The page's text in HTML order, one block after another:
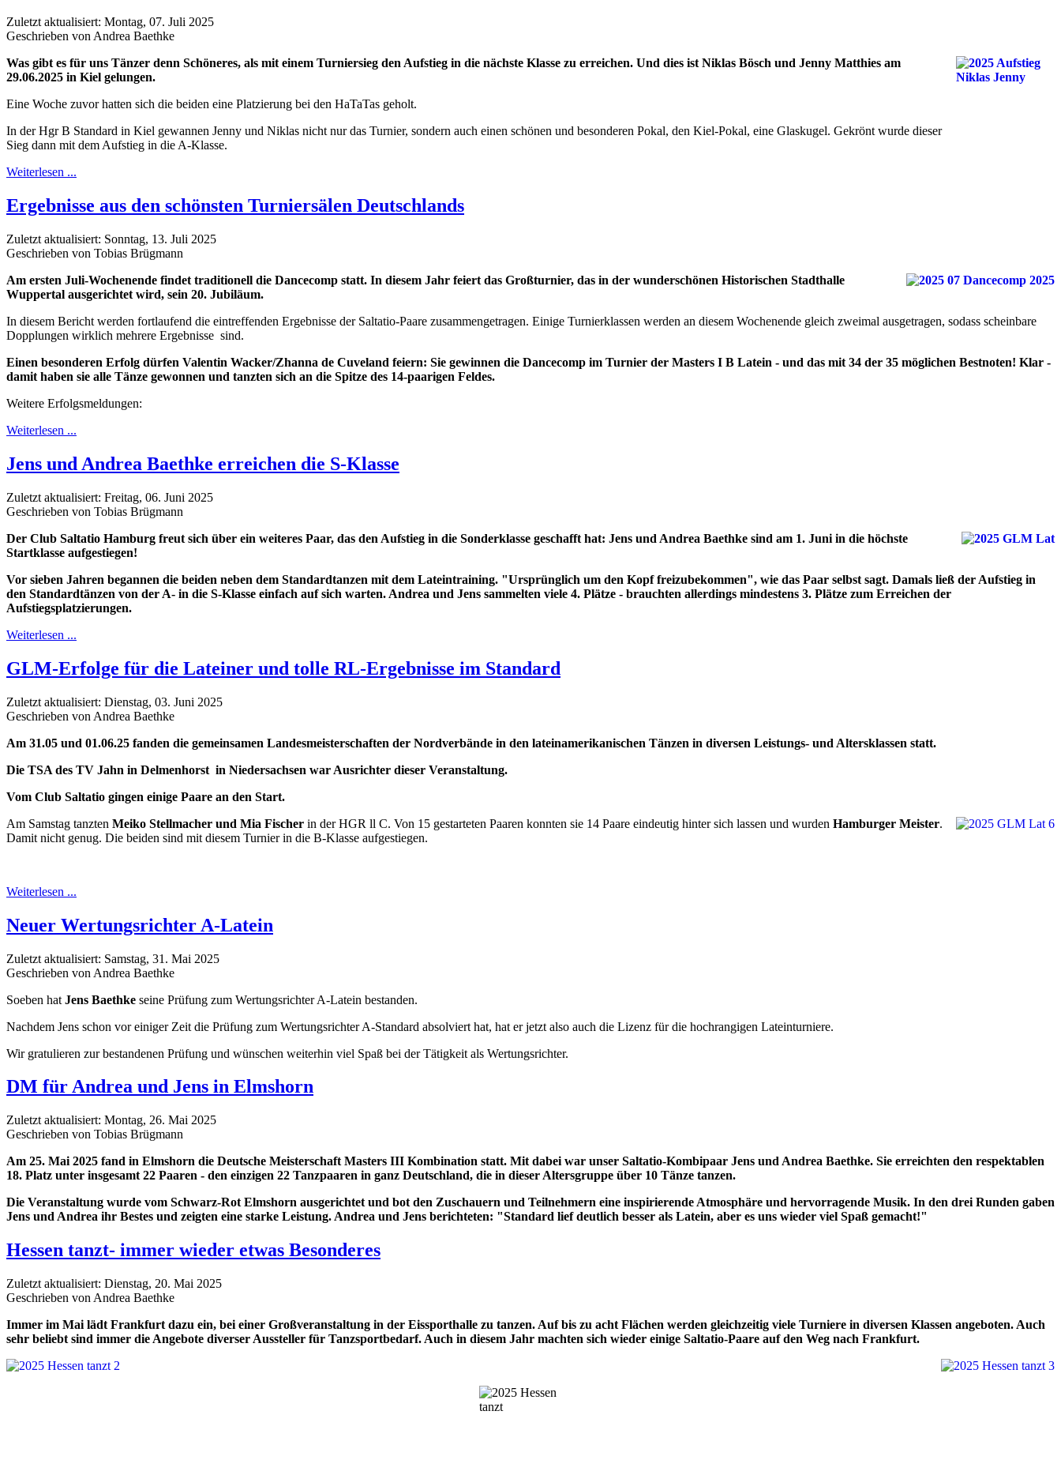
Zuletzt aktualisiert: Montag, 07. Juli 2025
Geschrieben von Andrea Baethke
Was gibt es für uns Tänzer denn Schöneres, als mit einem Turniersieg den Aufstieg in die nächste Klasse zu erreichen. Und dies ist Niklas Bösch und Jenny Matthies am
29.06.2025 in Kiel gelungen.
Eine Woche zuvor hatten sich die beiden eine Platzierung bei den HaTaTas geholt.
In der Hgr B Standard in Kiel gewannen Jenny und Niklas nicht nur das Turnier, sondern auch einen schönen und besonderen Pokal, den Kiel-Pokal, eine Glaskugel. Gekrönt wurde dieser
Sieg dann mit dem Aufstieg in die A-Klasse.
Weiterlesen ...
Ergebnisse aus den schönsten Turniersälen Deutschlands
Zuletzt aktualisiert: Sonntag, 13. Juli 2025
Geschrieben von Tobias Brügmann
Am ersten Juli-Wochenende findet traditionell die Dancecomp statt. In diesem Jahr feiert das Großturnier, das in der wunderschönen Historischen Stadthalle
Wuppertal ausgerichtet wird, sein 20. Jubiläum.
In diesem Bericht werden fortlaufend die eintreffenden Ergebnisse der Saltatio-Paare zusammengetragen. Einige Turnierklassen werden an diesem Wochenende gleich zweimal ausgetragen, sodass scheinbare
Dopplungen wirklich mehrere Ergebnisse sind.
Einen besonderen Erfolg dürfen Valentin Wacker/Zhanna de Cuveland feiern: Sie gewinnen die Dancecomp im Turnier der Masters I B Latein - und das mit 34 der 35 möglichen Bestnoten! Klar -
damit haben sie alle Tänze gewonnen und tanzten sich an die Spitze des 14-paarigen Feldes.
Weitere Erfolgsmeldungen:
Weiterlesen ...
Jens und Andrea Baethke erreichen die S-Klasse
Zuletzt aktualisiert: Freitag, 06. Juni 2025
Geschrieben von Tobias Brügmann
Der Club Saltatio Hamburg freut sich über ein weiteres Paar, das den Aufstieg in die Sonderklasse geschafft hat: Jens und Andrea Baethke sind am 1. Juni in die höchste
Startklasse aufgestiegen!
Vor sieben Jahren begannen die beiden neben dem Standardtanzen mit dem Lateintraining. "Ursprünglich um den Kopf freizubekommen", wie das Paar selbst sagt. Damals ließ der Aufstieg in
den Standardtänzen von der A- in die S-Klasse einfach auf sich warten. Andrea und Jens sammelten viele 4. Plätze - brauchten allerdings mindestens 3. Plätze zum Erreichen der
Aufstiegsplatzierungen.
Weiterlesen ...
GLM-Erfolge für die Lateiner und tolle RL-Ergebnisse im Standard
Zuletzt aktualisiert: Dienstag, 03. Juni 2025
Geschrieben von Andrea Baethke
Am 31.05 und 01.06.25 fanden die gemeinsamen Landesmeisterschaften der Nordverbände in den lateinamerikanischen Tänzen in diversen Leistungs- und Altersklassen statt.
Die TSA des TV Jahn in Delmenhorst in Niedersachsen war Ausrichter dieser Veranstaltung.
Vom Club Saltatio gingen einige Paare an den Start.
Am Samstag tanzten Meiko Stellmacher und Mia Fischer in der HGR ll C. Von 15 gestarteten Paaren konnten sie 14 Paare eindeutig hinter sich lassen und wurden Hamburger Meister.
Damit nicht genug. Die beiden sind mit diesem Turnier in die B-Klasse aufgestiegen.
Weiterlesen ...
Neuer Wertungsrichter A-Latein
Zuletzt aktualisiert: Samstag, 31. Mai 2025
Geschrieben von Andrea Baethke
Soeben hat Jens Baethke seine Prüfung zum Wertungsrichter A-Latein bestanden.
Nachdem Jens schon vor einiger Zeit die Prüfung zum Wertungsrichter A-Standard absolviert hat, hat er jetzt also auch die Lizenz für die hochrangigen Lateinturniere.
Wir gratulieren zur bestandenen Prüfung und wünschen weiterhin viel Spaß bei der Tätigkeit als Wertungsrichter.
DM für Andrea und Jens in Elmshorn
Zuletzt aktualisiert: Montag, 26. Mai 2025
Geschrieben von Tobias Brügmann
Am 25. Mai 2025 fand in Elmshorn die Deutsche Meisterschaft Masters III Kombination statt. Mit dabei war unser Saltatio-Kombipaar Jens und Andrea Baethke. Sie erreichten den respektablen
18. Platz unter insgesamt 22 Paaren - den einzigen 22 Tanzpaaren in ganz Deutschland, die in dieser Altersgruppe über 10 Tänze tanzen.
Die Veranstaltung wurde vom Schwarz-Rot Elmshorn ausgerichtet und bot den Zuschauern und Teilnehmern eine inspirierende Atmosphäre und hervorragende Musik. In den drei Runden gaben
Jens und Andrea ihr Bestes und zeigten eine starke Leistung. Andrea und Jens berichteten: "Standard lief deutlich besser als Latein, aber es uns wieder viel Spaß gemacht!"
Hessen tanzt- immer wieder etwas Besonderes
Zuletzt aktualisiert: Dienstag, 20. Mai 2025
Geschrieben von Andrea Baethke
Immer im Mai lädt Frankfurt dazu ein, bei einer Großveranstaltung in der Eissporthalle zu tanzen. Auf bis zu acht Flächen werden gleichzeitig viele Turniere in diversen Klassen angeboten. Auch
sehr beliebt sind immer die Angebote diverser Aussteller für Tanzsportbedarf. Auch in diesem Jahr machten sich wieder einige Saltatio-Paare auf den Weg nach Frankfurt.